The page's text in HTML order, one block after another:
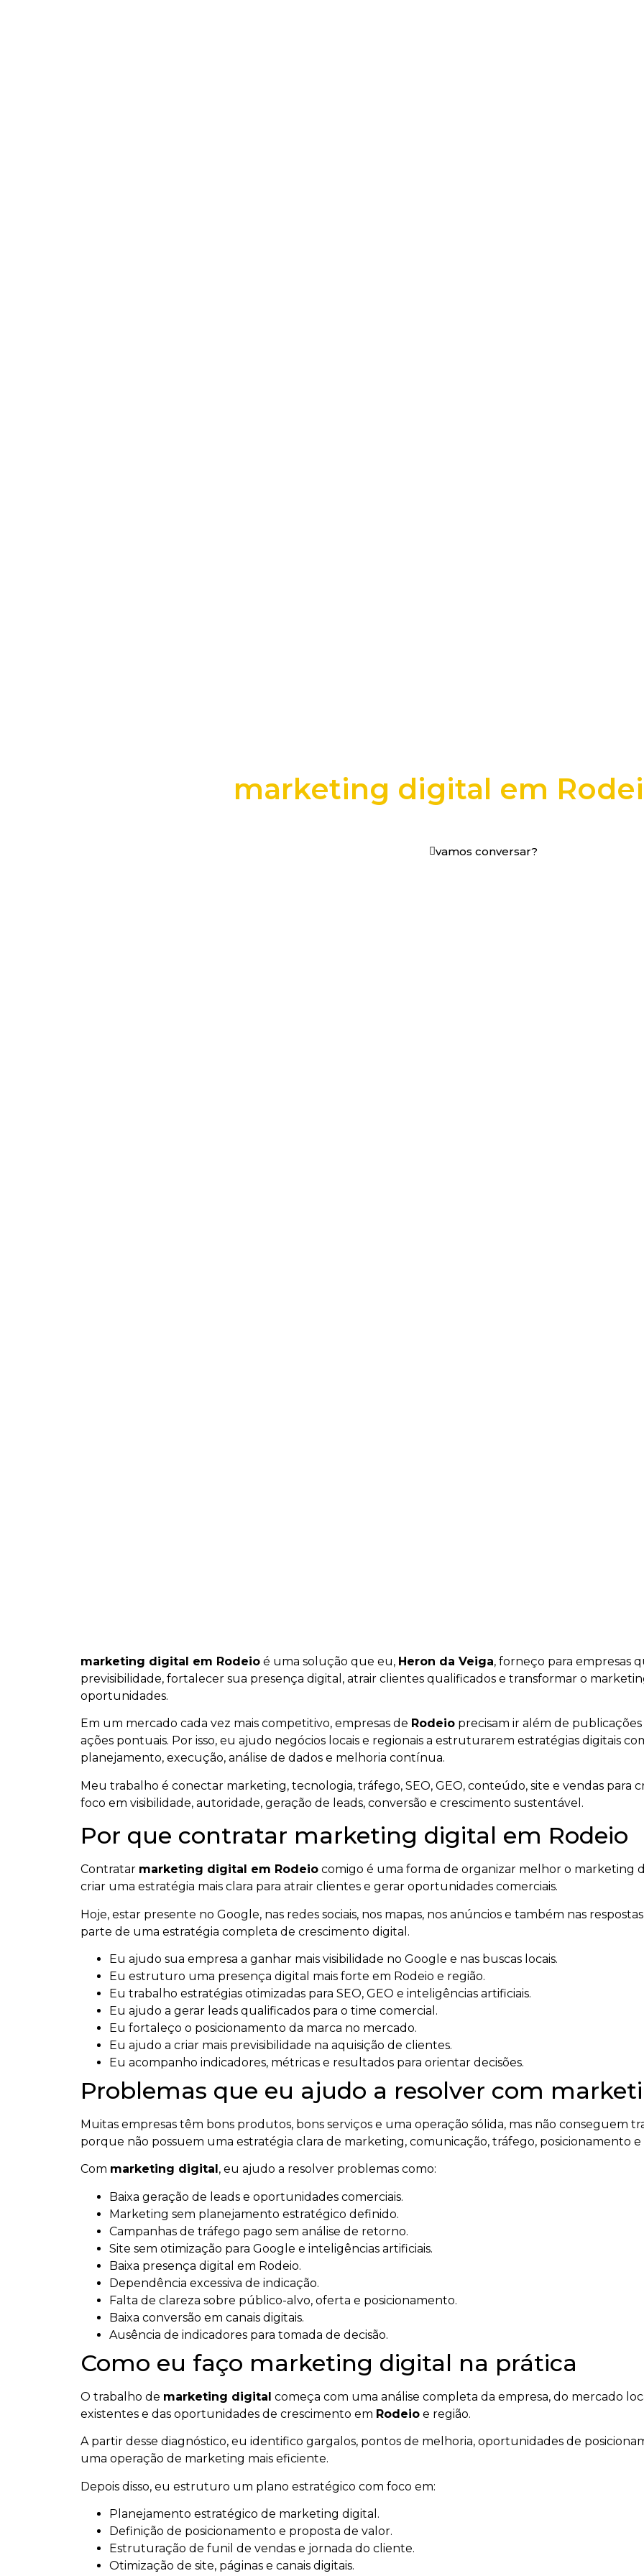
marketing digital em
vamos conversar?
marketing digital em Rodeio é uma solução que eu, Heron da Veiga, forneço para empresas
previsibilidade, fortalecer sua presença digital, atrair clientes qualificados e transformar o
oportunidades.
Em um mercado cada vez mais competitivo, empresas de Rodeio precisam ir além de
ações pontuais. Por isso, eu ajudo negócios locais e regionais a estruturarem estratégias digitais
planejamento, execução, análise de dados e melhoria contínua.
Meu trabalho é conectar marketing, tecnologia, tráfego, SEO, GEO, conteúdo, site e vendas para
foco em visibilidade, autoridade, geração de leads, conversão e crescimento sustentável.
Por que contratar marketing digital em Rodeio
Contratar marketing digital em Rodeio comigo é uma forma de organizar melhor o marketing
criar uma estratégia mais clara para atrair clientes e gerar oportunidades comerciais.
Hoje, estar presente no Google, nas redes sociais, nos mapas, nos anúncios e também nas
parte de uma estratégia completa de crescimento digital.
Eu ajudo sua empresa a ganhar mais visibilidade no Google e nas buscas locais.
Eu estruturo uma presença digital mais forte em Rodeio e região.
Eu trabalho estratégias otimizadas para SEO, GEO e inteligências artificiais.
Eu ajudo a gerar leads qualificados para o time comercial.
Eu fortaleço o posicionamento da marca no mercado.
Eu ajudo a criar mais previsibilidade na aquisição de clientes.
Eu acompanho indicadores, métricas e resultados para orientar decisões.
Problemas que eu ajudo a resolver com
Muitas empresas têm bons produtos, bons serviços e uma operação sólida, mas não conseguem
porque não possuem uma estratégia clara de marketing, comunicação, tráfego, posicionamento e
Com marketing digital , eu ajudo a resolver problemas como:
Baixa geração de leads e oportunidades comerciais.
Marketing sem planejamento estratégico definido.
Campanhas de tráfego pago sem análise de retorno.
Site sem otimização para Google e inteligências artificiais.
Baixa presença digital em Rodeio.
Dependência excessiva de indicação.
Falta de clareza sobre público-alvo, oferta e posicionamento.
Baixa conversão em canais digitais.
Ausência de indicadores para tomada de decisão.
Como eu faço marketing digital na prática
O trabalho de marketing digital começa com uma análise completa da empresa, do mercado
existentes e das oportunidades de crescimento em Rodeio e região.
A partir desse diagnóstico, eu identifico gargalos, pontos de melhoria, oportunidades de
uma operação de marketing mais eficiente.
Depois disso, eu estruturo um plano estratégico com foco em:
Planejamento estratégico de marketing digital.
Definição de posicionamento e proposta de valor.
Estruturação de funil de vendas e jornada do cliente.
Otimização de site, páginas e canais digitais.